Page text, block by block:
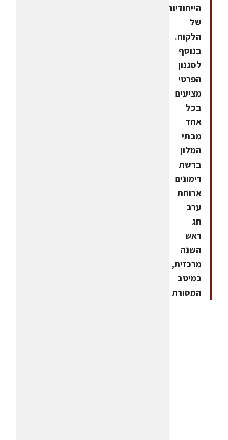
הייחודיות
של
הלקוח.
בנוסף
לסגנון
הפרטי
מציעים
בכל
אחד
מבתי
המלון
ברשת
רימונים
ארוחת
ערב
חג
ראש
השנה
מרכזית,
כמיטב
המסורת